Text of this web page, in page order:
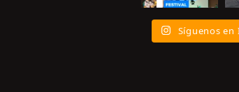
Síguenos